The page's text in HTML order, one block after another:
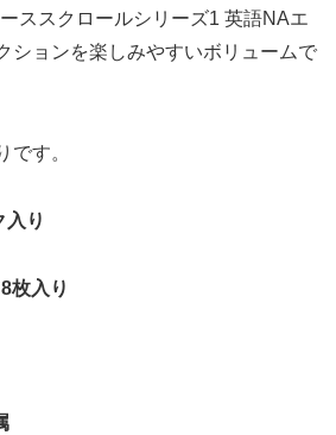
ススクロールシリーズ1 英語NAエ
ションを楽しみやすいボリュームで
です。
入り
枚入り